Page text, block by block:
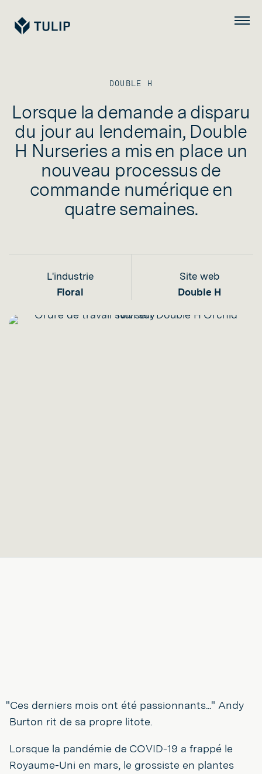
Tulip Menu
DOUBLE H
Lorsque la demande a disparu
du jour au lendemain, Double
H Nurseries a mis en place un
nouveau processus de
commande numérique en
quatre semaines.
L'industrie
Floral
Site web
Double H
"Ces derniers mois ont été passionnants..." Andy
Burton rit de sa propre litote.
Lorsque la pandémie de COVID-19 a frappé le
Royaume-Uni en mars, le grossiste en plantes